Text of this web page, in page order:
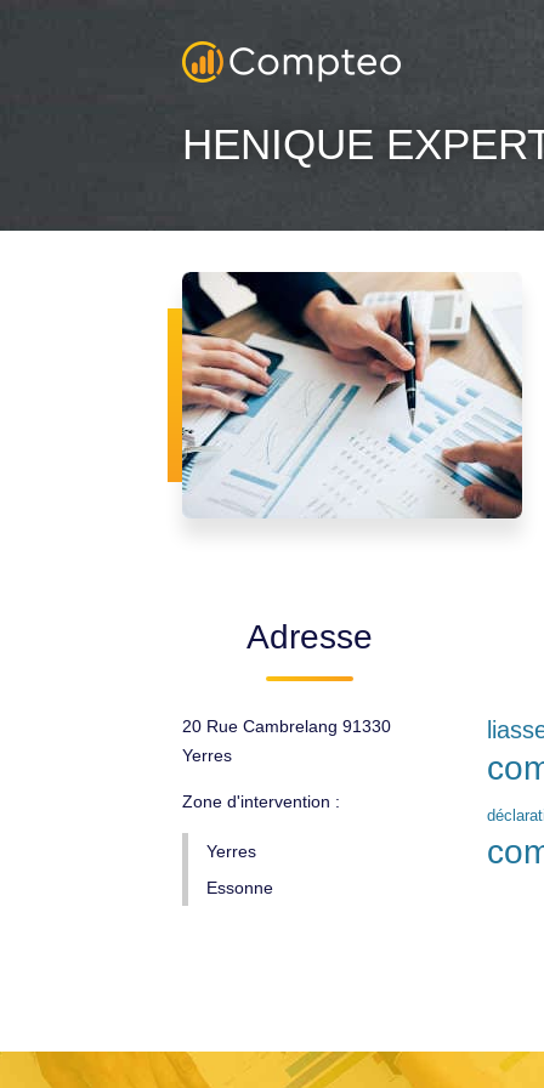
HENIQUE
Adresse
20 Rue Cambrelang 91330
Yerres
Zone d'intervention :
Yerres
Essonne